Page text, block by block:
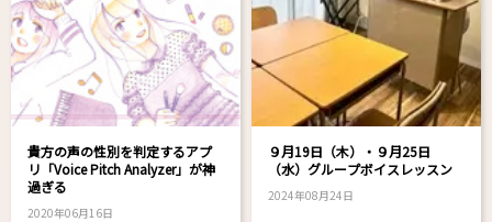
貴方の声の性別を判定するアプ
リ「Voice Pitch Analyzer」が神
過ぎる
2020年06月16日
９月19日（木）・９月25日
（水）グループボイスレッスン
2024年08月24日